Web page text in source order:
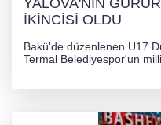
YALOVA'NIN
İKİNCİSİ OLDU
Bakü'de düzenlenen U17
Termal Belediyespor'un